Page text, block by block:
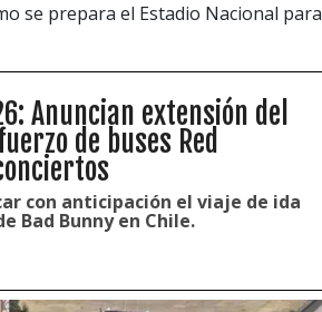
se prepara el Estadio Nacional para
Anuncian extensión del
de buses Red
con anticipación el viaje de ida
Bad Bunny en Chile.